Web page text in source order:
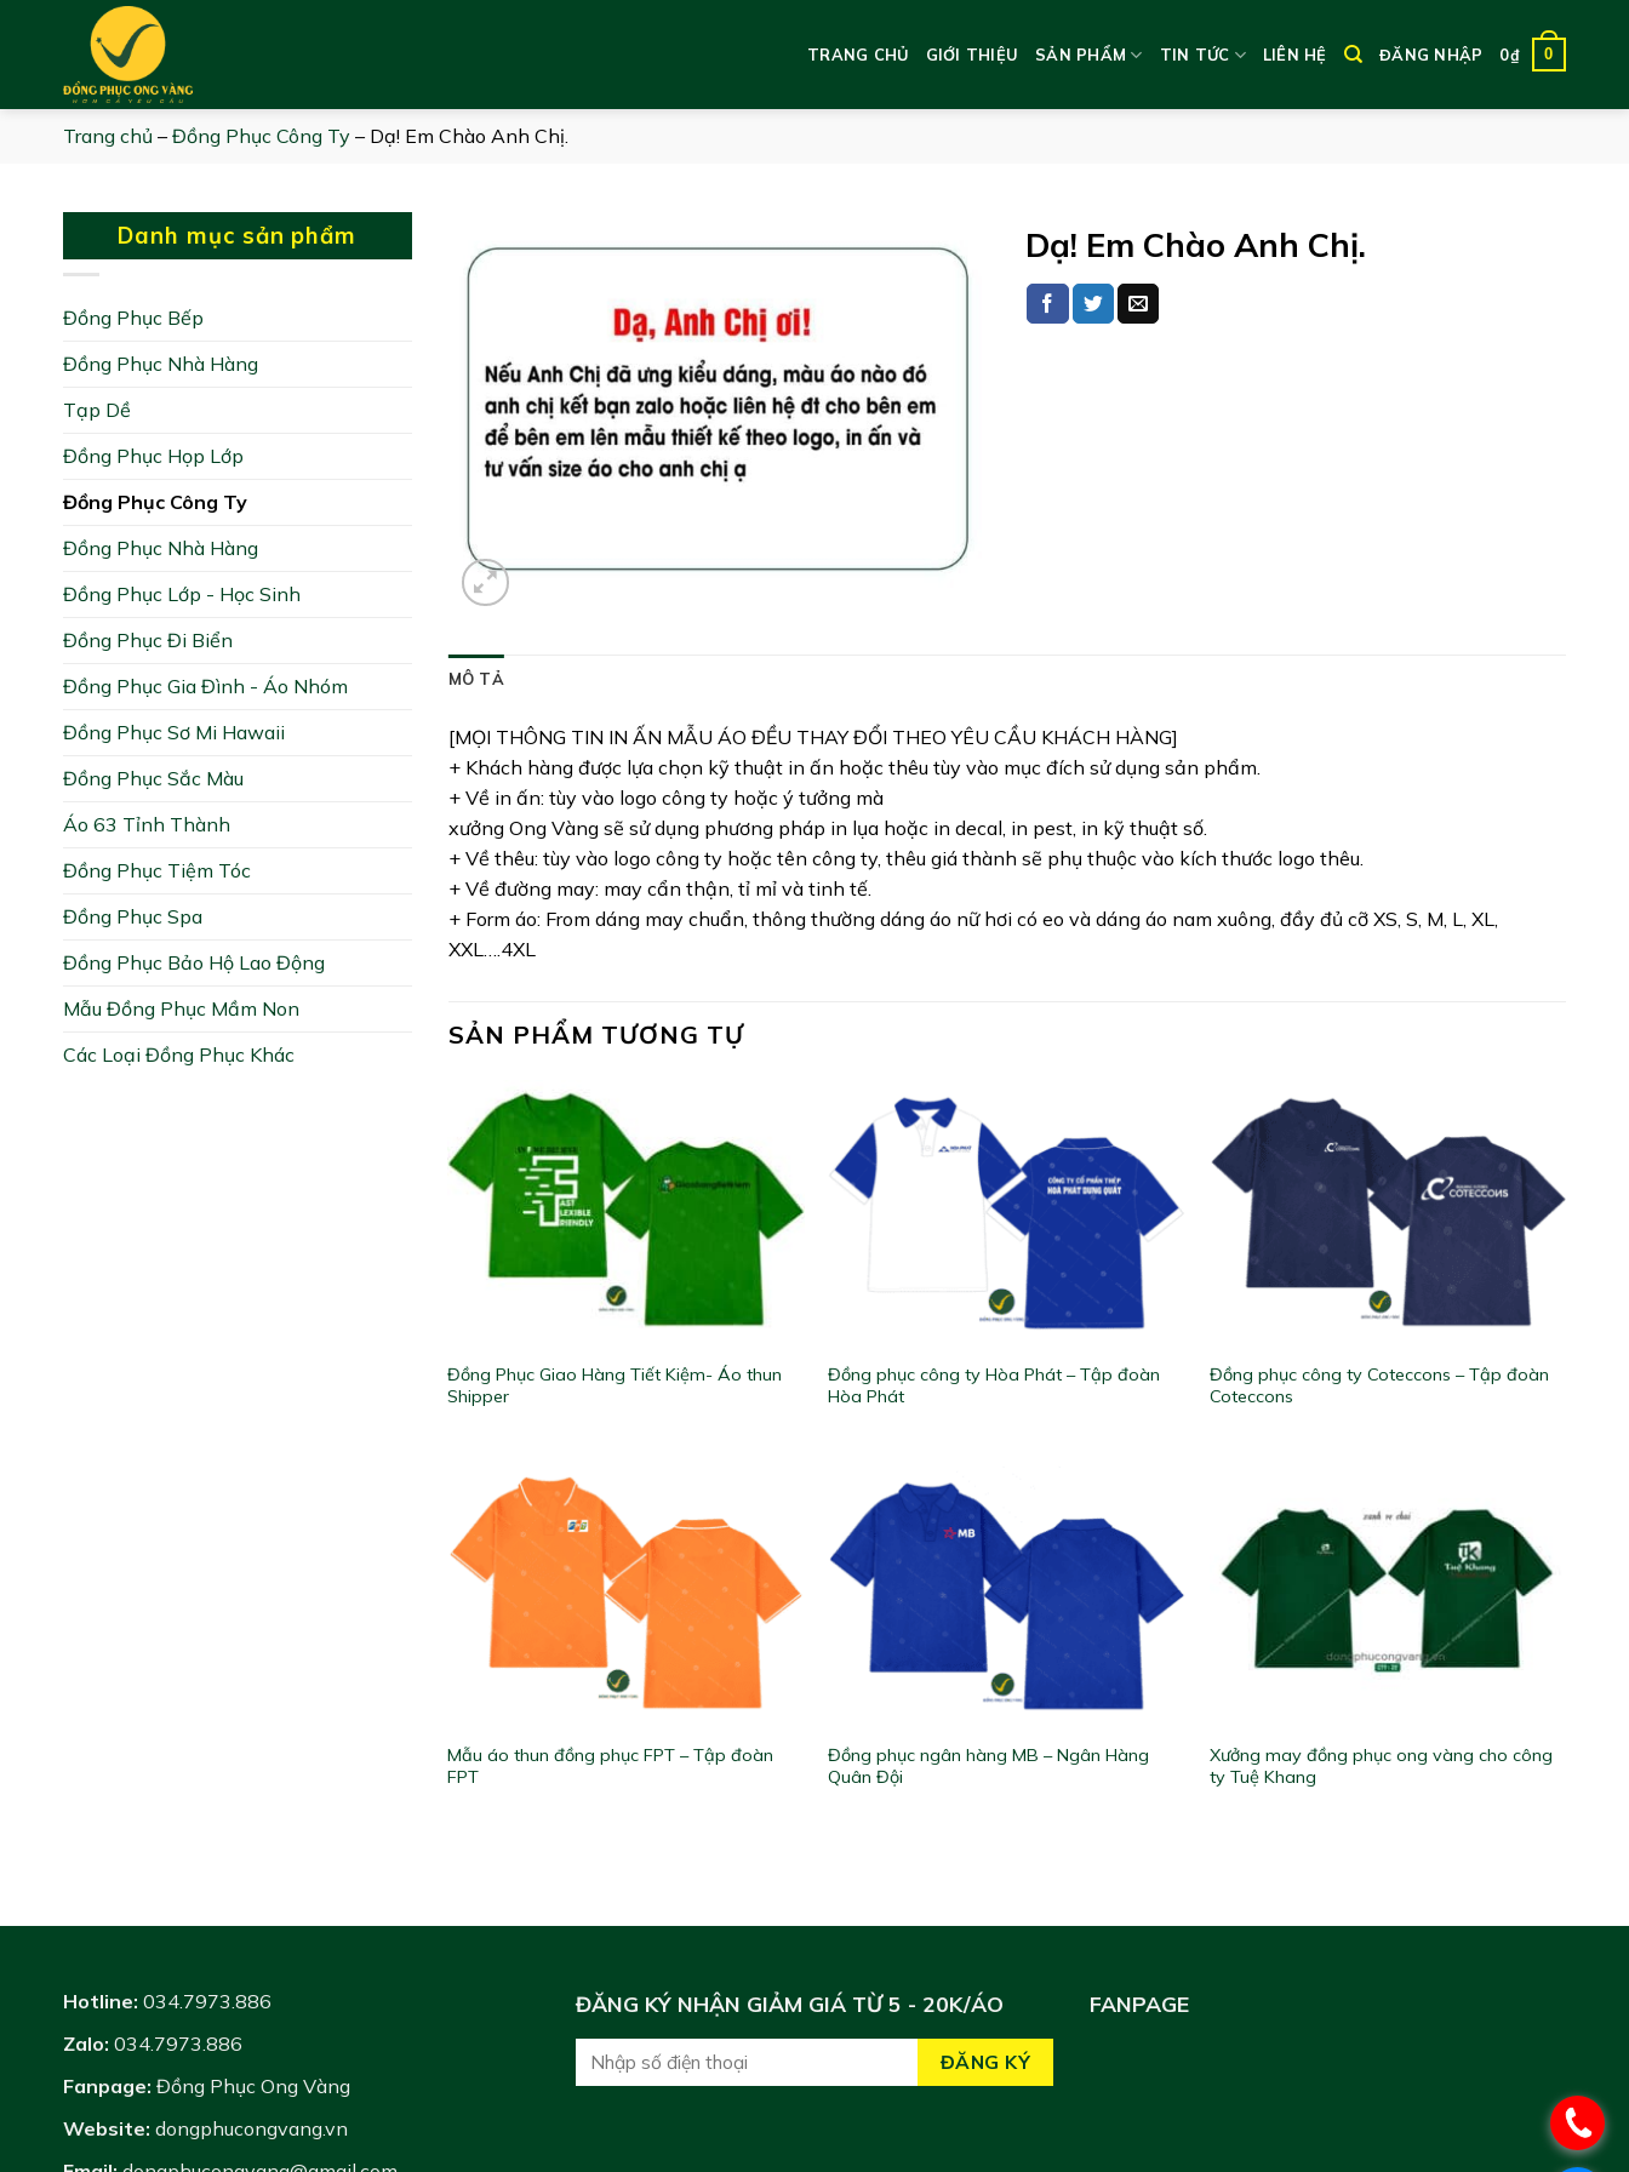
TRANG CHỦ GIỚI THIỆU SẢN PHẨM TIN TỨC LIÊN HỆ ĐĂNG NHẬP 0₫ 0
Trang chủ – Đồng Phục Công Ty – Dạ! Em Chào Anh Chị.
Danh mục sản phẩm
Đồng Phục Bếp
Đồng Phục Nhà Hàng
Tạp Dề
Đồng Phục Họp Lớp
Đồng Phục Công Ty
Đồng Phục Nhà Hàng
Đồng Phục Lớp - Học Sinh
Đồng Phục Đi Biển
Đồng Phục Gia Đình - Áo Nhóm
Đồng Phục Sơ Mi Hawaii
Đồng Phục Sắc Màu
Áo 63 Tỉnh Thành
Đồng Phục Tiệm Tóc
Đồng Phục Spa
Đồng Phục Bảo Hộ Lao Động
Mẫu Đồng Phục Mầm Non
Các Loại Đồng Phục Khác
Dạ! Em Chào Anh Chị.
MÔ TẢ
[MỌI THÔNG TIN IN ẤN MẪU ÁO ĐỀU THAY ĐỔI THEO YÊU CẦU KHÁCH HÀNG]
+ Khách hàng được lựa chọn kỹ thuật in ấn hoặc thêu tùy vào mục đích sử dụng sản phẩm.
+ Về in ấn: tùy vào logo công ty hoặc ý tưởng mà
xưởng Ong Vàng sẽ sử dụng phương pháp in lụa hoặc in decal, in pest, in kỹ thuật số.
+ Về thêu: tùy vào logo công ty hoặc tên công ty, thêu giá thành sẽ phụ thuộc vào kích thước logo thêu.
+ Về đường may: may cẩn thận, tỉ mỉ và tinh tế.
+ Form áo: From dáng may chuẩn, thông thường dáng áo nữ hơi có eo và dáng áo nam xuông, đầy đủ cỡ XS, S, M, L, XL,
XXL….4XL
SẢN PHẨM TƯƠNG TỰ
Đồng Phục Giao Hàng Tiết Kiệm- Áo thun
Shipper
Đồng phục công ty Hòa Phát – Tập đoàn
Hòa Phát
Đồng phục công ty Coteccons – Tập đoàn
Coteccons
Mẫu áo thun đồng phục FPT – Tập đoàn
FPT
Đồng phục ngân hàng MB – Ngân Hàng
Quân Đội
Xưởng may đồng phục ong vàng cho công
ty Tuệ Khang
Hotline: 034.7973.886
Zalo: 034.7973.886
Fanpage: Đồng Phục Ong Vàng
Website: dongphucongvang.vn
ĐĂNG KÝ NHẬN GIẢM GIÁ TỪ 5 - 20K/ÁO FANPAGE